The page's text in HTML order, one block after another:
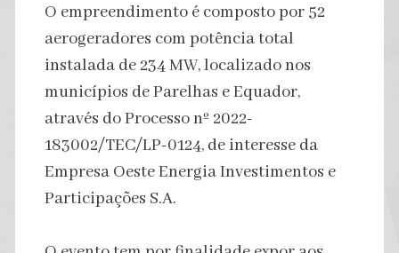
O empreendimento é composto por 52
aerogeradores com potência total
instalada de 234 MW, localizado nos
municípios de Parelhas e Equador,
através do Processo nº 2022-
183002/TEC/LP-0124, de interesse da
Empresa Oeste Energia Investimentos e
Participações S.A.